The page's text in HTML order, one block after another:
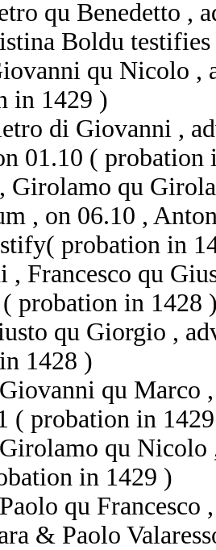
qu Benedetto ,
Boldu
qu Nicolo ,
in 1429 )
di Giovanni ,
01.10 ( probation
qu
, on 06.10 ,
probation in
, Francesco qu
probation in 1428
qu Giorgio ,
1428 )
qu Marco
( probation in
qu Nicolo
in 1429 )
qu
& Paolo